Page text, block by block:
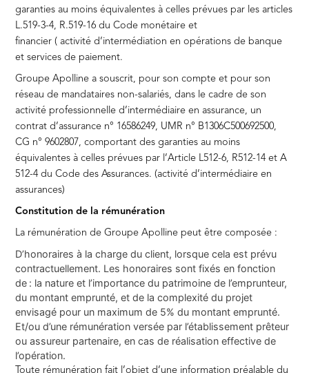
garanties au moins équivalentes à celles prévues par les articles
L.519-3-4, R.519-16 du Code monétaire et
financier ( activité d’intermédiation en opérations de banque
et services de paiement.
Groupe Apolline a souscrit, pour son compte et pour son
réseau de mandataires non-salariés, dans le cadre de son
activité professionnelle d’intermédiaire en assurance, un
contrat d’assurance n° 16586249, UMR n° B1306C500692500,
CG n° 9602807, comportant des garanties au moins
équivalentes à celles prévues par l’Article L512-6, R512-14 et A
512-4 du Code des Assurances. (activité d’intermédiaire en
assurances)
Constitution de la rémunération
La rémunération de Groupe Apolline peut être composée :
D’honoraires à la charge du client, lorsque cela est prévu
contractuellement. Les honoraires sont fixés en fonction
de : la nature et l’importance du patrimoine de l’emprunteur,
du montant emprunté, et de la complexité du projet
envisagé pour un maximum de 5% du montant emprunté.
Et/ou d’une rémunération versée par l’établissement prêteur
ou assureur partenaire, en cas de réalisation effective de
l’opération.
Toute rémunération fait l’objet d’une information préalable du